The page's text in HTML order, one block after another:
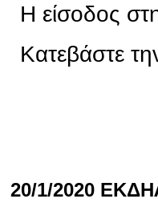
Η είσοδος
Κατεβάστε
20/1/2020